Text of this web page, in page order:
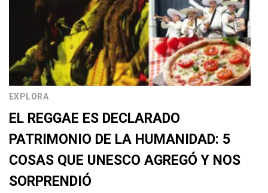
EXPLORA
EL REGGAE ES DECLARADO
PATRIMONIO DE LA HUMANIDAD: 5
COSAS QUE UNESCO AGREGÓ Y NOS
SORPRENDIÓ